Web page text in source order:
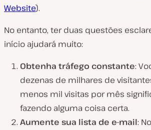
Website).
No entanto, ter duas questões
início ajudará muito:
Obtenha tráfego constante:
dezenas de milhares de
menos mil visitas por mês
fazendo alguma coisa certa.
Aumente sua lista de e-mail: